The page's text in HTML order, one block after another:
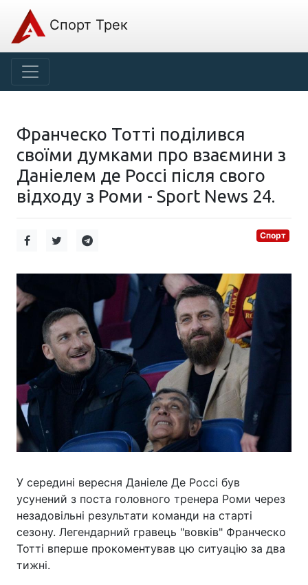
Спорт Трек
Франческо Тотті поділився
своїми думками про взаємини з
Даніелем де Россі після свого
відходу з Роми - Sport News 24.
Спорт
У середині вересня Даніеле Де Россі був
усунений з поста головного тренера Роми через
незадовільні результати команди на старті
сезону. Легендарний гравець "вовків" Франческо
Тотті вперше прокоментував цю ситуацію за два
тижні.